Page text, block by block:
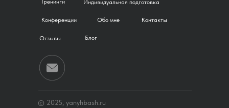
© 2025, yanyhbash.ru
Конференции
Индивидуальная подготовка
Обо мне Контакты
Отзывы Блог